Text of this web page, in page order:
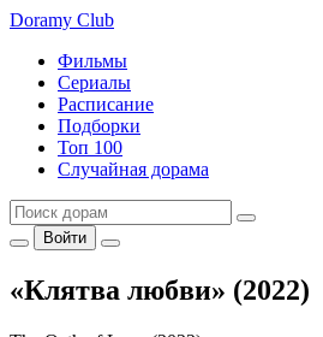
Doramy Club
Фильмы
Сериалы
Расписание
Подборки
Топ 100
Случайная дорама
Войти
«Клятва любви» (2022)